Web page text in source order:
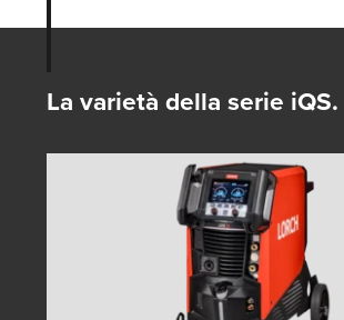
La varietà della serie iQS.